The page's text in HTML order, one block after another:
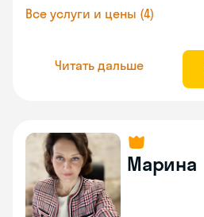
Все услуги и цены (4)
Читать дальше
Марина